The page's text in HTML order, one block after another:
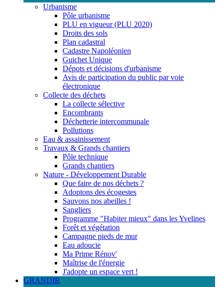
Urbanisme
Pôle urbanisme
PLU en vigueur (PLU 2020)
Droits des sols
Plan cadastral
Cadastre Napoléonien
Guichet Unique
Dépots et décisions d'urbanisme
Avis de participation du public par voie
électronique
Collecte des déchets
La collecte sélective
Encombrants
Déchetterie intercommunale
Pollutions
Eau & assainissement
Travaux & Grands chantiers
Pôle technique
Grands chantiers
Nature - Développement Durable
Que faire de nos déchets ?
Adoptons des écogestes
Sauvons nos abeilles !
Sangliers
Programme "Habiter mieux" dans les Yvelines
Forêt et végétation
Campagne pieds de mur
Eau adoucie
Ma Prime Rénov'
Maîtrise de l'énergie
J'adopte un espace vert !
GRANDIR